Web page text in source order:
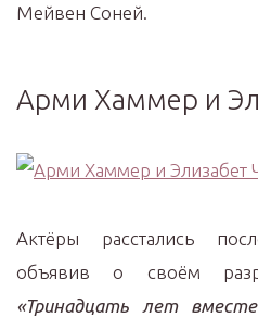
Мейвен Соней.
Арми Хаммер и
Актёры расстались
объявив о своём
«Тринадцать лет